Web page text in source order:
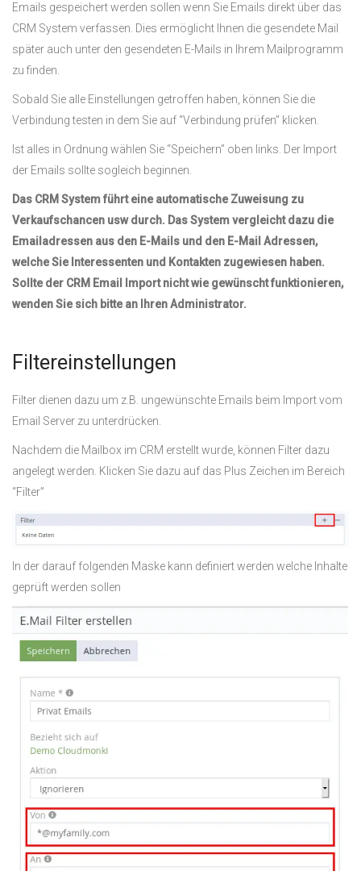
Emails gespeichert werden sollen wenn Sie Emails direkt über das
CRM System verfassen. Dies ermöglicht Ihnen die gesendete Mail
später auch unter den gesendeten E-Mails in Ihrem Mailprogramm
zu finden.
Sobald Sie alle Einstellungen getroffen haben, können Sie die
Verbindung testen in dem Sie auf “Verbindung prüfen” klicken.
Ist alles in Ordnung wählen Sie “Speichern” oben links. Der Import
der Emails sollte sogleich beginnen.
Das CRM System führt eine automatische Zuweisung zu
Verkaufschancen usw durch. Das System vergleicht dazu die
Emailadressen aus den E-Mails und den E-Mail Adressen,
welche Sie Interessenten und Kontakten zugewiesen haben.
Sollte der CRM Email Import nicht wie gewünscht funktionieren,
wenden Sie sich bitte an Ihren Administrator.
Filtereinstellungen
Filter dienen dazu um z.B. ungewünschte Emails beim Import vom
Email Server zu unterdrücken.
Nachdem die Mailbox im CRM erstellt wurde, können Filter dazu
angelegt werden. Klicken Sie dazu auf das Plus Zeichen im Bereich
“Filter”
In der darauf folgenden Maske kann definiert werden welche Inhalte
geprüft werden sollen